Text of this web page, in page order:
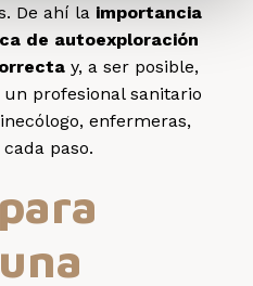
De ahí la importancia
de autoexploración
y, a ser posible,
profesional sanitario
enfermeras,
paso.